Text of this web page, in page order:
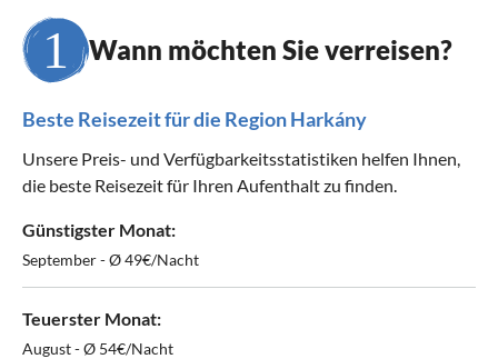
Wann möchten Sie verreisen?
Beste Reisezeit für die Region Harkány
Unsere Preis- und Verfügbarkeitsstatistiken helfen Ihnen,
die beste Reisezeit für Ihren Aufenthalt zu finden.
Günstigster Monat:
September - Ø 49€/Nacht
Teuerster Monat:
August - Ø 54€/Nacht